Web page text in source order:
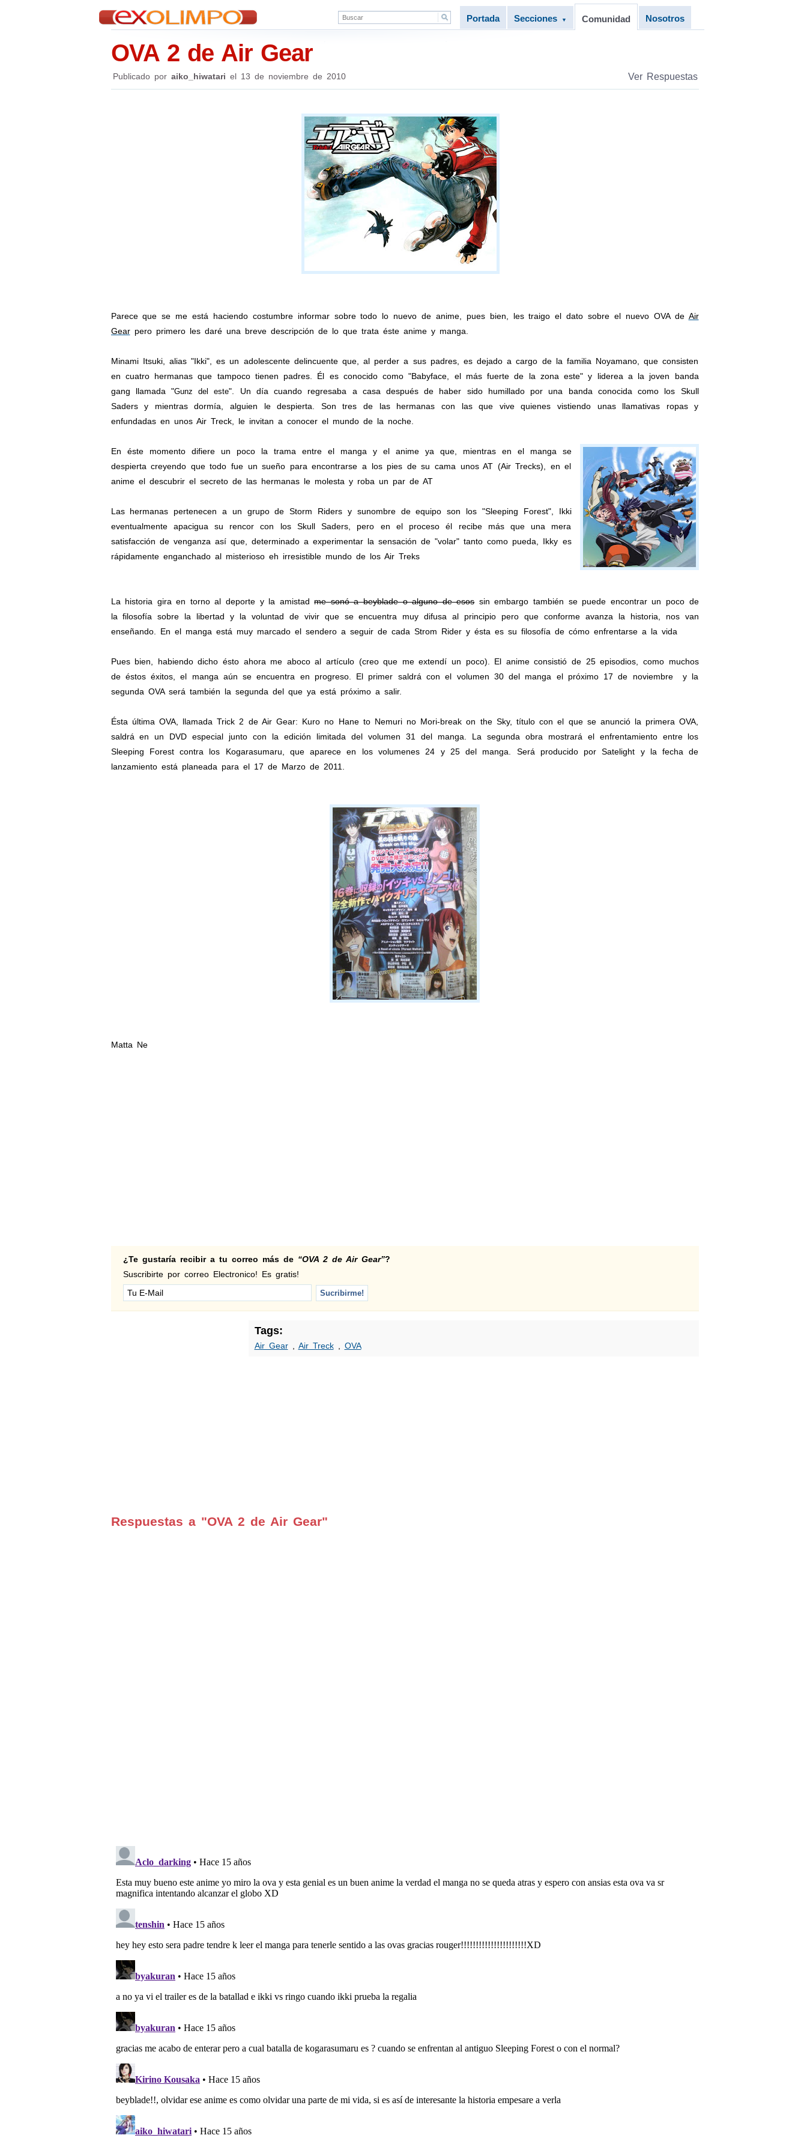
Portada Secciones ▼ Comunidad Nosotros
OVA 2 de Air Gear
Publicado por aiko_hiwatari el 13 de noviembre de 2010 Ver Respuestas
Parece que se me está haciendo costumbre informar sobre todo lo nuevo de anime, pues bien, les traigo el dato sobre el nuevo OVA de Air
Gearpero primero les daré una breve descripción de lo que trata éste anime y manga.
Minami Itsuki, alias "Ikki", es un adolescente delincuente que, al perder a sus padres, es dejado a cargo de la familia Noyamano, que consisten
en cuatro hermanas que tampoco tienen padres. Él es conocido como "Babyface, el más fuerte de la zona este" y liderea a la joven banda
gang llamada "Gunz del este". Un día cuando regresaba a casa después de haber sido humillado por una banda conocida como los Skull
Saders y mientras dormía, alguien le despierta. Son tres de las hermanas con las que vive quienes vistiendo unas llamativas ropas y
enfundadas en unos Air Treck, le invitan a conocer el mundo de la noche.
En éste momento difiere un poco la trama entre el manga y el anime ya que, mientras en el manga se
despierta creyendo que todo fue un sueño para encontrarse a los pies de su cama unos AT (Air Trecks), en el
anime el descubrir el secreto de las hermanas le molesta y roba un par de AT
Las hermanas pertenecen a un grupo de Storm Riders y sunombre de equipo son los "Sleeping Forest", Ikki
eventualmente apacigua su rencor con los Skull Saders, pero en el proceso él recibe más que una mera
satisfacción de venganza así que, determinado a experimentar la sensación de "volar" tanto como pueda, Ikky es
rápidamente enganchado al misterioso eh irresistible mundo de los Air Treks
La historia gira en torno al deporte y la amistadme sonó a beyblade o alguno de esossin embargo también se puede encontrar un poco de
la filosofía sobre la libertad y la voluntad de vivir que se encuentra muy difusa al principio pero que conforme avanza la historia, nos van
enseñando. En el manga está muy marcado el sendero a seguir de cada Strom Rider y ésta es su filosofía de cómo enfrentarse a la vida
Pues bien, habiendo dicho ésto ahora me aboco al artículo (creo que me extendí un poco). El anime consistió de 25 episodios, como muchos
de éstos éxitos, el manga aún se encuentra en progreso. El primer saldrá con el volumen 30 del manga el próximo 17 de noviembre y la
segunda OVA será también la segunda del que ya está próximo a salir.
Ésta última OVA, llamada Trick 2 de Air Gear: Kuro no Hane to Nemuri no Mori-break on the Sky, título con el que se anunció la primera OVA,
saldrá en un DVD especial junto con la edición limitada del volumen 31 del manga. La segunda obra mostrará el enfrentamiento entre los
Sleeping Forest contra los Kogarasumaru, que aparece en los volumenes 24 y 25 del manga. Será producido por Satelight y la fecha de
lanzamiento está planeada para el 17 de Marzo de 2011.
Matta Ne
¿Te gustaría recibir a tu correo más de “OVA 2 de Air Gear”?
Suscribirte por correo Electronico! Es gratis!
Tags:
Air Gear, Air Treck, OVA
Respuestas a "OVA 2 de Air Gear"